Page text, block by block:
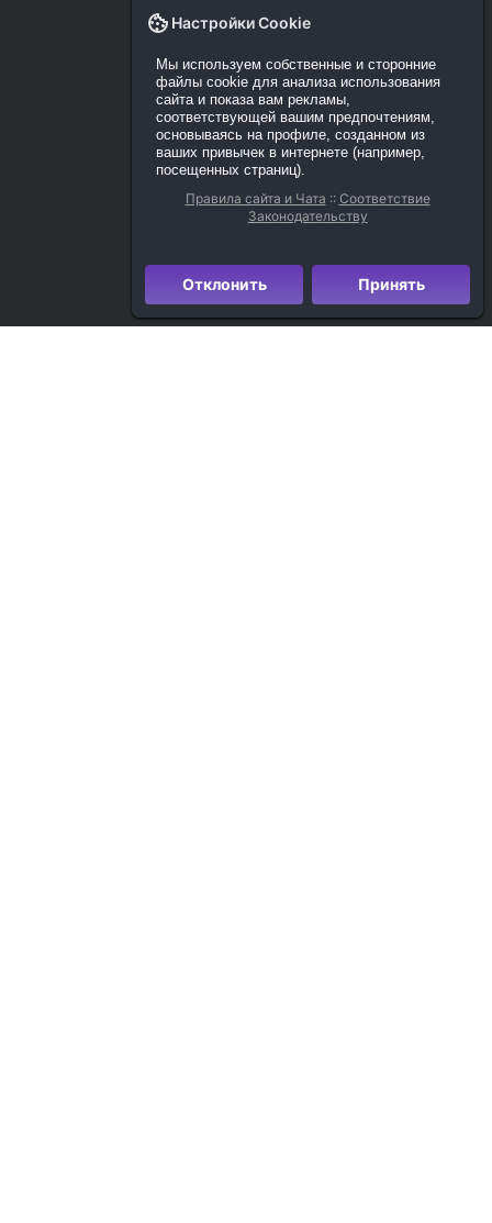
Настройки Cookie
Мы используем собственные и сторонние
файлы cookie для анализа использования
сайта и показа вам рекламы,
соответствующей вашим предпочтениям,
основываясь на профиле, созданном из
ваших привычек в интернете (например,
посещенных страниц).
Правила сайта и Чата :: Соответствие
Законодательству
Отклонить Принять